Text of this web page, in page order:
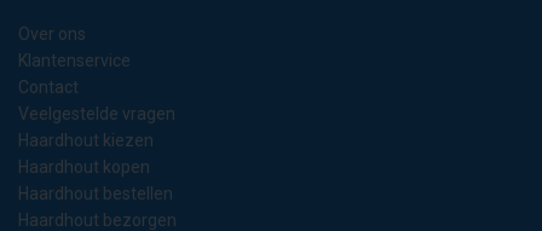
Over ons
Klantenservice
Contact
Veelgestelde vragen
Haardhout kiezen
Haardhout kopen
Haardhout bestellen
Haardhout bezorgen